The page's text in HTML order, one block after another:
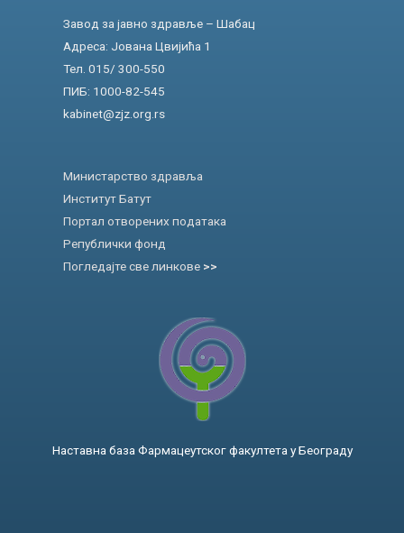
Завод за јавно здравље – Шабац
Адреса: Јована Цвијића 1
Тел. 015/ 300-550
ПИБ: 1000-82-545
kabinet@zjz.org.rs
Министарство здравља
Институт Батут
Портал отворених података
Републички фонд
Погледајте све линкове >>
Наставна база Фармацеутског факултета у Београду